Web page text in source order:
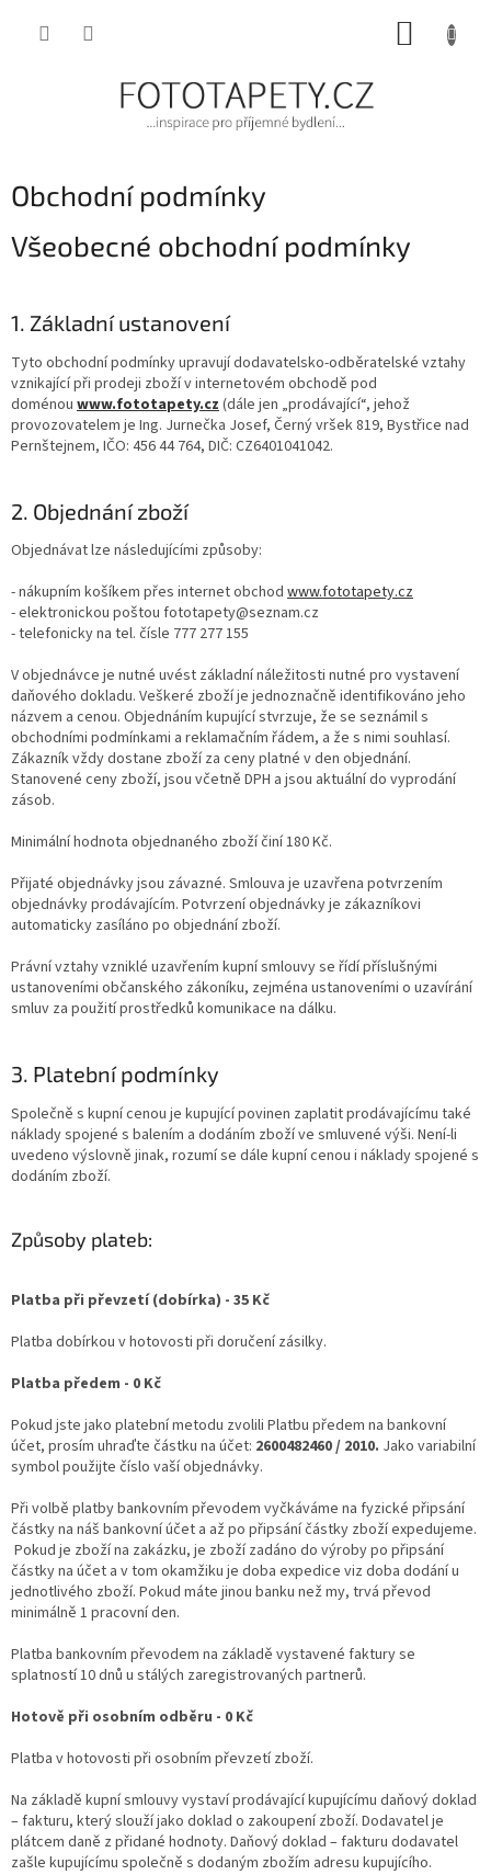
Obchodní podmínky
Všeobecné obchodní podmínky
1. Základní ustanovení
Tyto obchodní podmínky upravují dodavatelsko-odběratelské vztahy
vznikající při prodeji zboží v internetovém obchodě pod
doménou www.fototapety.cz (dále jen „prodávající“, jehož
provozovatelem je Ing. Jurnečka Josef, Černý vršek 819, Bystřice nad
Pernštejnem, IČO: 456 44 764, DIČ: CZ6401041042.
2. Objednání zboží
Objednávat lze následujícími způsoby:
- nákupním košíkem přes internet obchod www.fototapety.cz
- elektronickou poštou fototapety@seznam.cz
- telefonicky na tel. čísle 777 277 155
V objednávce je nutné uvést základní náležitosti nutné pro vystavení
daňového dokladu. Veškeré zboží je jednoznačně identifikováno jeho
názvem a cenou. Objednáním kupující stvrzuje, že se seznámil s
obchodními podmínkami a reklamačním řádem, a že s nimi souhlasí.
Zákazník vždy dostane zboží za ceny platné v den objednání.
Stanovené ceny zboží, jsou včetně DPH a jsou aktuální do vyprodání
zásob.
Minimální hodnota objednaného zboží činí 180 Kč.
Přijaté objednávky jsou závazné. Smlouva je uzavřena potvrzením
objednávky prodávajícím. Potvrzení objednávky je zákazníkovi
automaticky zasíláno po objednání zboží.
Právní vztahy vzniklé uzavřením kupní smlouvy se řídí příslušnými
ustanoveními občanského zákoníku, zejména ustanoveními o uzavírání
smluv za použití prostředků komunikace na dálku.
3. Platební podmínky
Společně s kupní cenou je kupující povinen zaplatit prodávajícímu také
náklady spojené s balením a dodáním zboží ve smluvené výši. Není-li
uvedeno výslovně jinak, rozumí se dále kupní cenou i náklady spojené s
dodáním zboží.
Způsoby plateb:
Platba při převzetí (dobírka) - 35 Kč
Platba dobírkou v hotovosti při doručení zásilky.
Platba předem - 0 Kč
Pokud jste jako platební metodu zvolili Platbu předem na bankovní
účet, prosím uhraďte částku na účet: 2600482460 / 2010. Jako variabilní
symbol použijte číslo vaší objednávky.
Při volbě platby bankovním převodem vyčkáváme na fyzické připsání
částky na náš bankovní účet a až po připsání částky zboží expedujeme.
Pokud je zboží na zakázku, je zboží zadáno do výroby po připsání
částky na účet a v tom okamžiku je doba expedice viz doba dodání u
jednotlivého zboží. Pokud máte jinou banku než my, trvá převod
minimálně 1 pracovní den.
Platba bankovním převodem na základě vystavené faktury se
splatností 10 dnů u stálých zaregistrovaných partnerů.
Hotově při osobním odběru - 0 Kč
Platba v hotovosti při osobním převzetí zboží.
Na základě kupní smlouvy vystaví prodávající kupujícímu daňový doklad
– fakturu, který slouží jako doklad o zakoupení zboží. Dodavatel je
plátcem daně z přidané hodnoty. Daňový doklad – fakturu dodavatel
zašle kupujícímu společně s dodaným zbožím adresu kupujícího.